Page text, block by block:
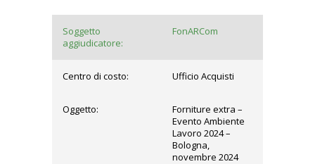
Soggetto
aggiudicatore:
FonARCom
Centro di costo: Ufficio Acquisti
Oggetto:
Forniture extra –
Evento Ambiente
Lavoro 2024 –
Bologna,
novembre 2024